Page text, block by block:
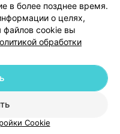
данных
| 220012, Республика Беларусь,
16 | help@103.by
291212755
в более позднее время.
о целях,
файлов cookie вы
обработки
Cookie